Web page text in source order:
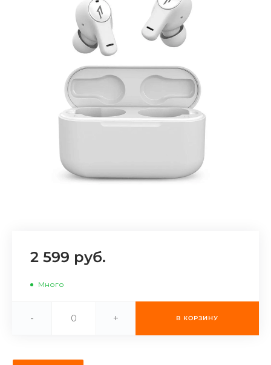
Добавляйте товары
в корзину
Оплачивайте сегодня только
% картой любого банка
Оставшиеся75% будут
Подробнее
об оплате Плайтом
2 599 руб.
Много
- + В КОРЗИНУ